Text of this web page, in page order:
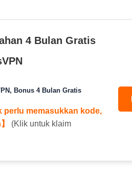
4 Bulan Gratis
Bonus 4 Bulan Gratis
perlu memasukkan kode,
(Klik untuk klaim